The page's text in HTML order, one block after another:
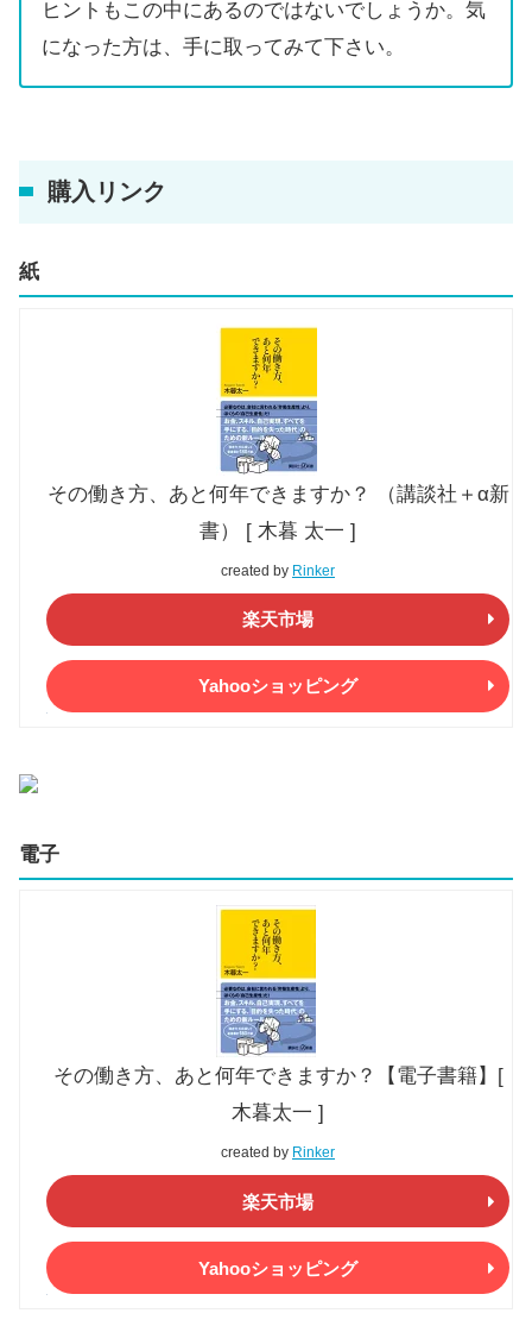
ヒントもこの中にあるのではないでしょうか。気
になった方は、手に取ってみて下さい。
購入リンク
紙
その働き方、あと何年できますか？ （講談社＋α新
書） [ 木暮 太一 ]
created by Rinker
楽天市場
Yahooショッピング
電子
その働き方、あと何年できますか？【電子書籍】[
木暮太一 ]
created by Rinker
楽天市場
Yahooショッピング